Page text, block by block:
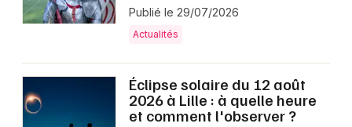
Publié le 29/07/2026
Actualités
Éclipse solaire du 12 août
2026 à Lille : à quelle heure
et comment l'observer ?